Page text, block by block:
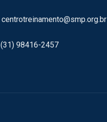
centrotreinamento@smp.org.br
(31) 98416-2457